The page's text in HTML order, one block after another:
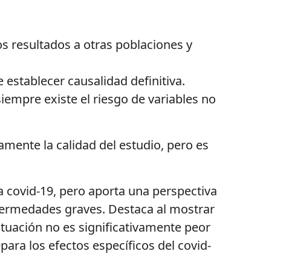
resultados a otras poblaciones y
causalidad definitiva.
existe el riesgo de variables no
la calidad del estudio, pero es
covid-19, pero aporta una perspectiva
graves. Destaca al mostrar
no es significativamente peor
los efectos específicos del covid-